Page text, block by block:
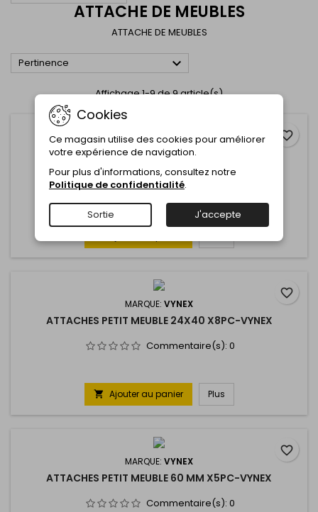
ATTACHE DE MEUBLES
ATTACHE DE MEUBLES
Pertinence 
Affichage 1-9 de 9 article(s)
MARQUE:VYNEX
Commentaire(s):
favorite_border
MARQUE: VYNEX
ATTACHES PETIT MEUBLE 24X40 X8PC-VYNEX
Commentaire(s): 0
 Ajouter au panier Plus
favorite_border
MARQUE: VYNEX
ATTACHES PETIT MEUBLE 60 MM X5PC-VYNEX
Commentaire(s): 0
favorite_border
Cookies
Ce magasin utilise des cookies pour améliorer
votre expérience de navigation.
Pour plus d'informations, consultez notre
Politique de confidentialité.
Sortie J'accepte